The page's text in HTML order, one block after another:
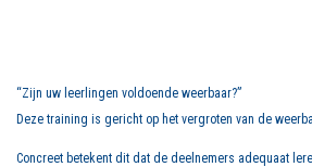
“Zijn uw leerlingen voldoende weerbaar?”
Deze training is gericht op het vergroten van de
Concreet betekent dit dat de deelnemers adequaat